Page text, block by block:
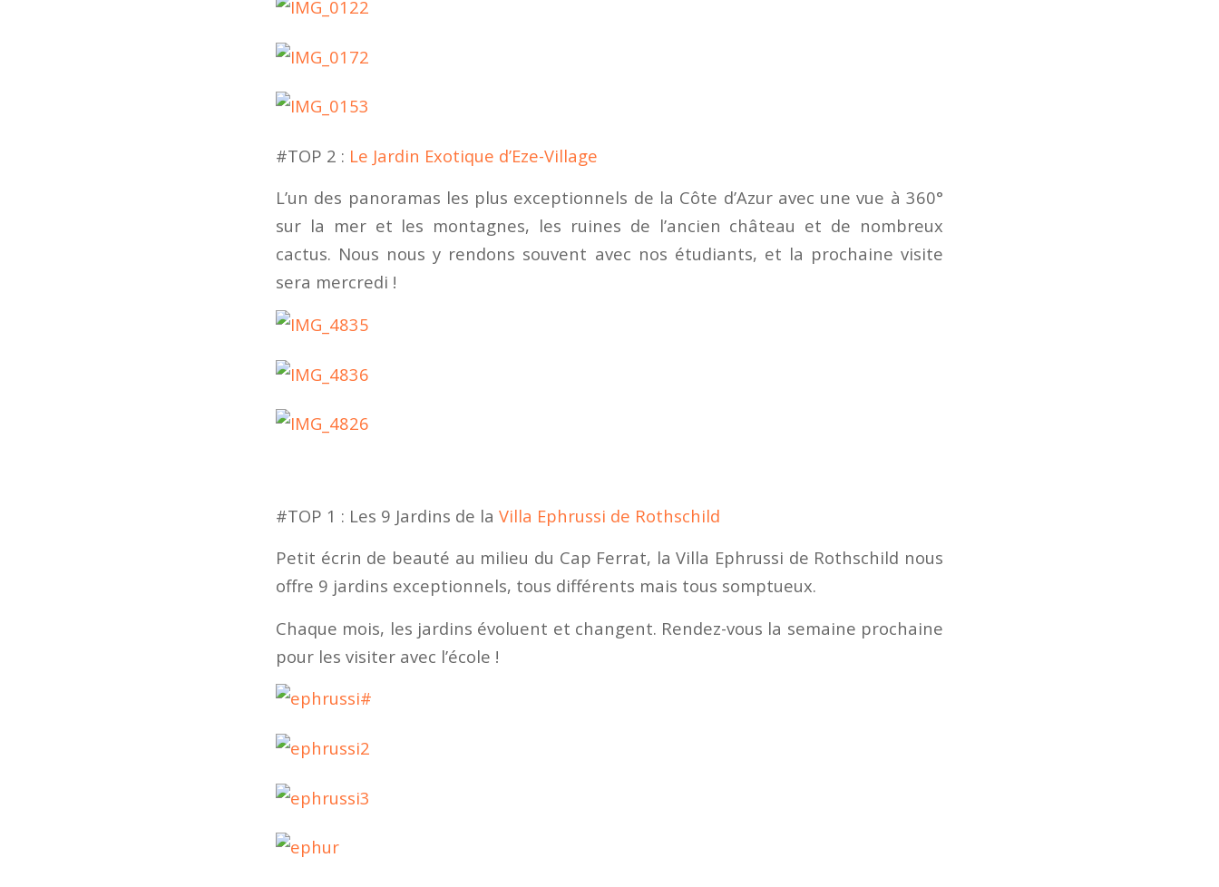
#TOP 2 : Le Jardin Exotique d’Eze-Village
L’un des panoramas les plus exceptionnels de la Côte d’Azur avec une vue à 360°
sur la mer et les montagnes, les ruines de l’ancien château et de nombreux
cactus. Nous nous y rendons souvent avec nos étudiants, et la prochaine visite
sera mercredi !
#TOP 1 : Les 9 Jardins de la Villa Ephrussi de Rothschild
Petit écrin de beauté au milieu du Cap Ferrat, la Villa Ephrussi de Rothschild nous
offre 9 jardins exceptionnels, tous différents mais tous somptueux.
Chaque mois, les jardins évoluent et changent. Rendez-vous la semaine prochaine
pour les visiter avec l’école !